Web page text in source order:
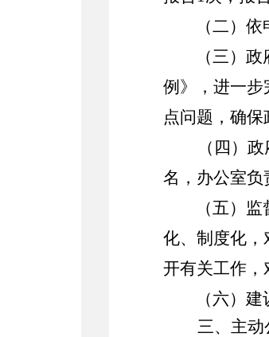
（二）
（三）
例》
， 进一步
点问题，确保
（四） 政
名 ， 办公室负
（五）
化、制度化 ，
开有关工作，
（六）
三、主